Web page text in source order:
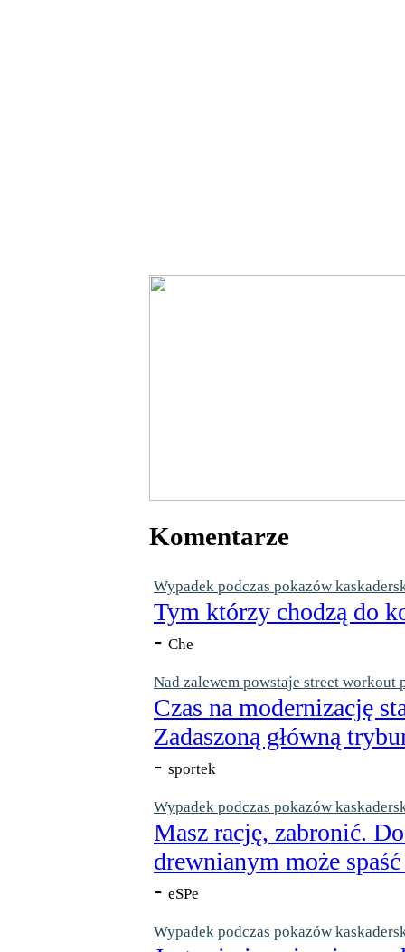
Komentarze
Wypadek podczas pokazów
Tym którzy chodzą do
- Che
Nad zalewem powstaje street workout
Czas na modernizację
Zadaszoną główną
- sportek
Wypadek podczas pokazów
Masz rację, zabronić.
drewnianym może
- eSPe
Wypadek podczas pokazów